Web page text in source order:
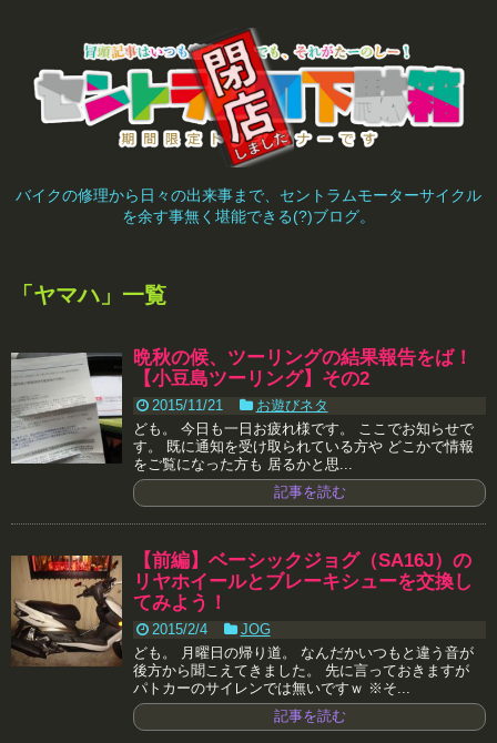
バイクの修理から日々の出来事まで、セントラムモーターサイクル
を余す事無く堪能できる(?)ブログ。
「 ヤマハ 」 一覧
晩秋の候、ツーリングの結果報告をば！
【小豆島ツーリング】その2
2015/11/21
お遊びネタ
ども。 今日も一日お疲れ様です。 ここでお知らせで
す。 既に通知を受け取られている方や どこかで情報
をご覧になった方も 居るかと思...
記事を読む
【前編】ベーシックジョグ（SA16J）の
リヤホイールとブレーキシューを交換し
てみよう！
2015/2/4
JOG
ども。 月曜日の帰り道。 なんだかいつもと違う音が
後方から聞こえてきました。 先に言っておきますが
パトカーのサイレンでは無いですｗ ※そ...
記事を読む